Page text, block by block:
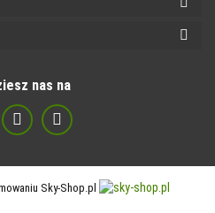
nas na
Sky-Shop.pl